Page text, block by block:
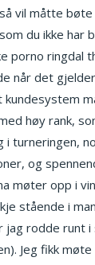
vil måtte
du ikke
porno
det
høy rank,
og
møter opp i
stående i
jag rodde runt i
Jeg fikk